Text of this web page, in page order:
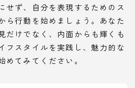
せず、自分を表現するためのス
ら行動を始めましょう。あなた
だけでなく、内面からも輝くも
フスタイルを実践し、魅力的な
めてみてください。